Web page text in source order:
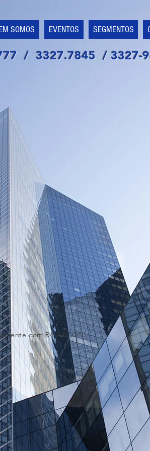
SOMOS EVENTOS SEGMENTOS
/ 3327.7845 / 3327-
com R4ADCON.